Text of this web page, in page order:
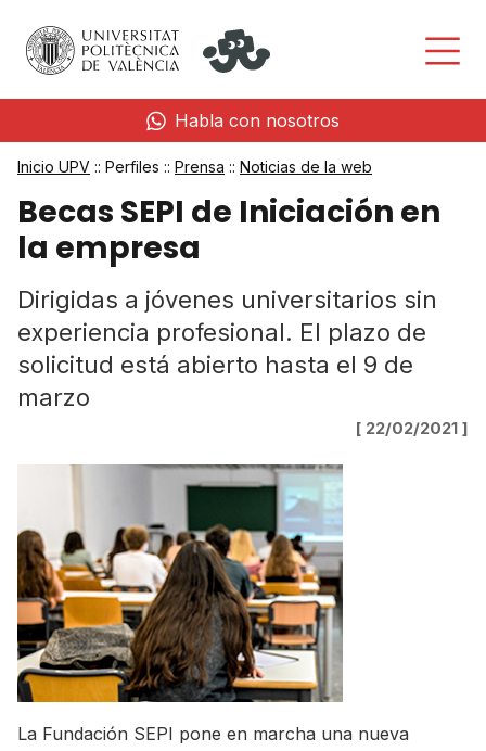
Habla con nosotros
Inicio UPV :: Perfiles :: Prensa :: Noticias de la web
Becas SEPI de Iniciación en
la empresa
Dirigidas a jóvenes universitarios sin
experiencia profesional. El plazo de
solicitud está abierto hasta el 9 de
marzo
[ 22/02/2021 ]
La Fundación SEPI pone en marcha una nueva